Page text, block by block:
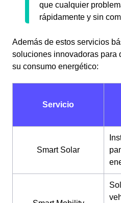
que cualquier
rápidamente y sin
Además de estos servicios
soluciones innovadoras para
su consumo energético:
Servicio
Smart Solar